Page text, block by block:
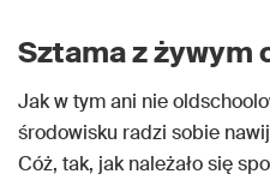
Sztama z żywym
Jak w tym ani nie
środowisku radzi sobie
Cóż, tak, jak należało się